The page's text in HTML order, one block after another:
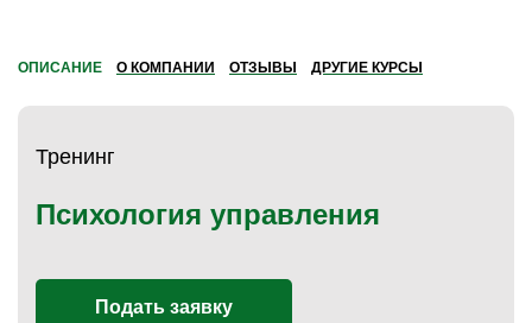
ОПИСАНИЕ О КОМПАНИИ ОТЗЫВЫ ДРУГИЕ КУРСЫ
Тренинг
Психология управления
Подать заявку